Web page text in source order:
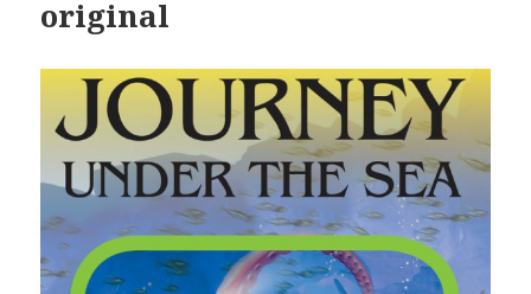
original